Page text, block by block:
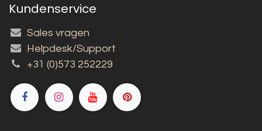
Kundenservice
Sales vragen
Helpdesk/Support
+31 (0)573 252229